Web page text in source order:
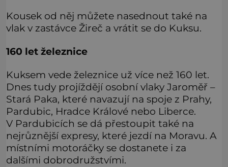
Kousek od něj můžete nasednout také na
vlak v zastávce Žireč a vrátit se do Kuksu.
160 let železnice
Kuksem vede železnice už více než 160 let.
Dnes tudy projíždějí osobní vlaky Jaroměř –
Stará Paka, které navazují na spoje z Prahy,
Pardubic, Hradce Králové nebo Liberce.
V Pardubicích se dá přestoupit také na
nejrůznější expresy, které jezdí na Moravu. A
místními motoráčky se dostanete i za
dalšími dobrodružstvími.